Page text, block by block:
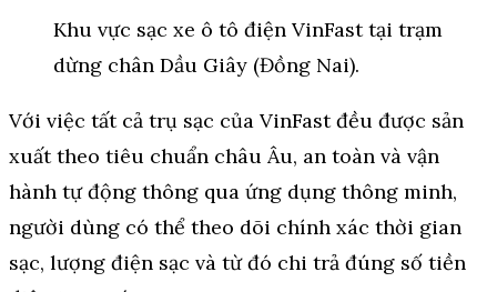
Khu vực sạc xe ô tô điện VinFast tại trạm
dừng chân Dầu Giây (Đồng Nai).
Với việc tất cả trụ sạc của VinFast đều được sản
xuất theo tiêu chuẩn châu Âu, an toàn và vận
hành tự động thông qua ứng dụng thông minh,
người dùng có thể theo dõi chính xác thời gian
sạc, lượng điện sạc và từ đó chi trả đúng số tiền